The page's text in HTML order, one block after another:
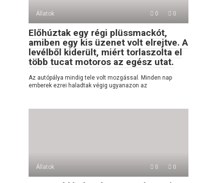
Állatok 0 0
Előhúztak egy régi plüssmackót,
amiben egy kis üzenet volt elrejtve. A
levélből kiderült, miért torlaszolta el
több tucat motoros az egész utat.
Az autópálya mindig tele volt mozgással. Minden nap
emberek ezrei haladtak végig ugyanazon az
Állatok 0 0